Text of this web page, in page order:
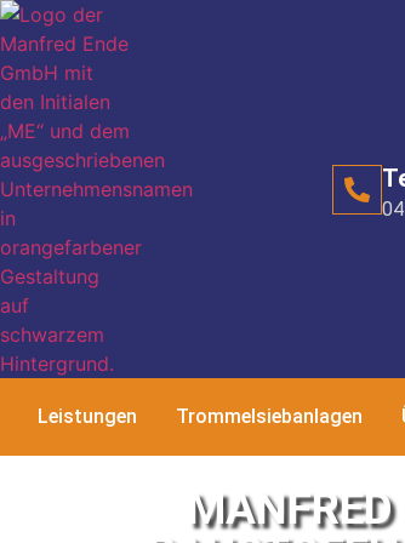
Leistungen Trommelsiebanlagen